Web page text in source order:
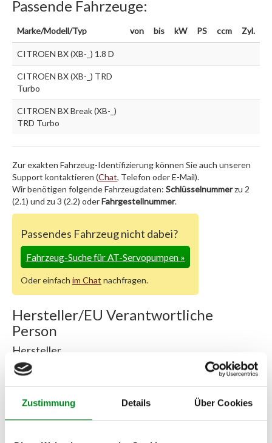
Zustimmung Details Über Cookies
Passende Fahrzeuge:
Marke/Modell/Typ von bis kW PS ccm Zyl.
CITROEN BX (XB-_) 1.8 D
CITROEN BX (XB-_) TRD
Turbo
CITROEN BX Break (XB-_)
TRD Turbo
Zur exakten Fahrzeug-Identifizierung können Sie auch unseren
Support kontaktieren (Chat, Telefon oder E-Mail).
Wir benötigen folgende Fahrzeugdaten: Schlüsselnummerzu 2
(2.1) und zu 3 (2.2) oderFahrgestellnummer.
Passendes Fahrzeug nicht dabei?
Fahrzeug-Suche für AT-Servopumpen»
Oder einfach im Chat nachfragen.
Hersteller/EU Verantwortliche
Person
Hersteller
Unternehmensname:
Adresse:
Am Wasserturm 55, Coesfeld, NRW, 48653, DE
info@tmc-turbo.de